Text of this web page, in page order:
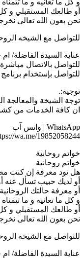
و كل ما تعانيه و ما
أو طالعك المستقبلي
نحن بعون الله تعالى
للتواصل مع الشيخه
عناية السيدة الفاضلة/ ام
للتواصل بالاتصال مباشرة:
للتواصل بإستخدام برنامج الواتس
توجية:.
توجة الشيخة والمعالجة
ان كافة الخدمات من
WhatsApp | واتس آب
wa.me/19852058244
خواتم روحانية
خواتم روحانية
هل تود معرفة إن كنت
أو لديك حبيب تسأل
أو معرفة حالتك
و كل ما تعانيه و ما
أو طالعك المستقبلي
نحن بعون الله تعالى
للتواصل مع الشيخه
عناية السيدة الفاضلة/ ام